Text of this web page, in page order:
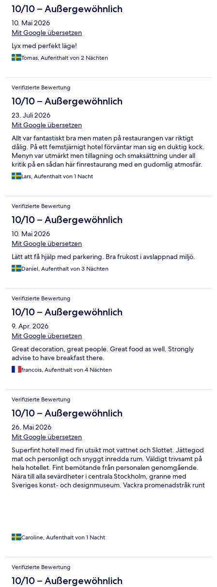
10/10 – Außergewöhnlich
10. Mai 2026
Mit Google übersetzen
Lyx med perfekt läge!
Tomas, Aufenthalt von 2 Nächten
Verifizierte Bewertung
10/10 – Außergewöhnlich
23. Juli 2026
Mit Google übersetzen
Allt var fantastiskt bra men maten på restaurangen var riktigt
dålig. På ett femstjärnigt hotel förväntar man sig en duktig kock.
Menyn var utmärkt men tillagning och smaksättning under all
kritik på en sådan här finrestaurang med en gudomlig atmosfär.
Lars, Aufenthalt von 1 Nacht
Verifizierte Bewertung
10/10 – Außergewöhnlich
10. Mai 2026
Mit Google übersetzen
Lätt att få hjälp med parkering. Bra frukost i avslappnad miljö.
Daniel, Aufenthalt von 3 Nächten
Verifizierte Bewertung
10/10 – Außergewöhnlich
9. Apr. 2026
Mit Google übersetzen
Great decoration, great people. Great food as well. Strongly
advise to have breakfast there.
francois, Aufenthalt von 4 Nächten
Verifizierte Bewertung
10/10 – Außergewöhnlich
26. Mai 2026
Mit Google übersetzen
Superfint hotell med fin utsikt mot vattnet och Slottet. Jättegod
mat och personligt och snyggt inredda rum. Väldigt trivsamt på
hela hotellet. Fint bemötande från personalen genomgående.
Nära till alla sevärdheter i centrala Stockholm, granne med
Sveriges konst- och designmuseum. Vackra promenadstråk runt
Caroline, Aufenthalt von 1 Nacht
Verifizierte Bewertung
10/10 – Außergewöhnlich